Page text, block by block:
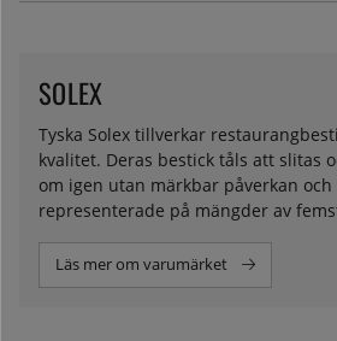
Tyska Solex tillverkar
kvalitet. Deras bestick tåls att slitas
om igen utan märkbar påverkan
representerade på mängder av
SOLEX
Läs mer om varumärket